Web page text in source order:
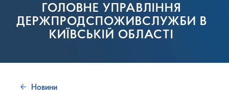
ГОЛОВНЕ УПРАВЛІННЯ
ДЕРЖПРОДСПОЖИВСЛУЖБИ В
КИЇВСЬКІЙ ОБЛАСТІ
Новини